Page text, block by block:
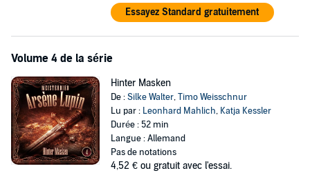
Essayez Standard gratuitement
Volume 4 de la série
Hinter Masken
De :Silke Walter,Timo Weisschnur
Lu par : Leonhard Mahlich, Katja Kessler
Durée : 52 min
Langue : Allemand
Pas de notations
4,52 € ou gratuit avec l'essai.